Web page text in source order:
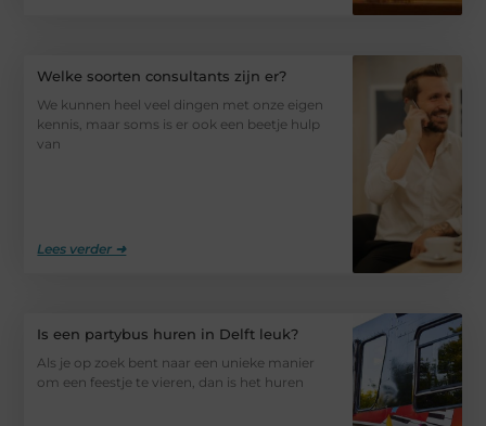
Welke soorten consultants zijn er?
We kunnen heel veel dingen met onze eigen
kennis, maar soms is er ook een beetje hulp
van
Lees verder ➜
Is een partybus huren in Delft leuk?
Als je op zoek bent naar een unieke manier
om een feestje te vieren, dan is het huren